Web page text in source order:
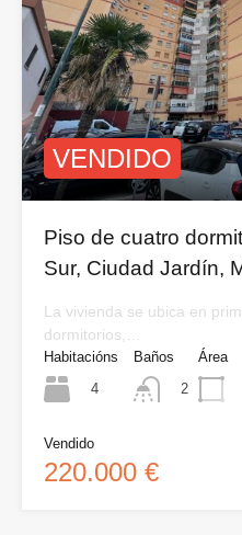
VENDIDO
Piso de cuatro
Sur, Ciudad Jardín,
La vivienda se ubica en
dormitorios,…
Habitacións
4
Baños
2
Área
Vendido
220.000 €